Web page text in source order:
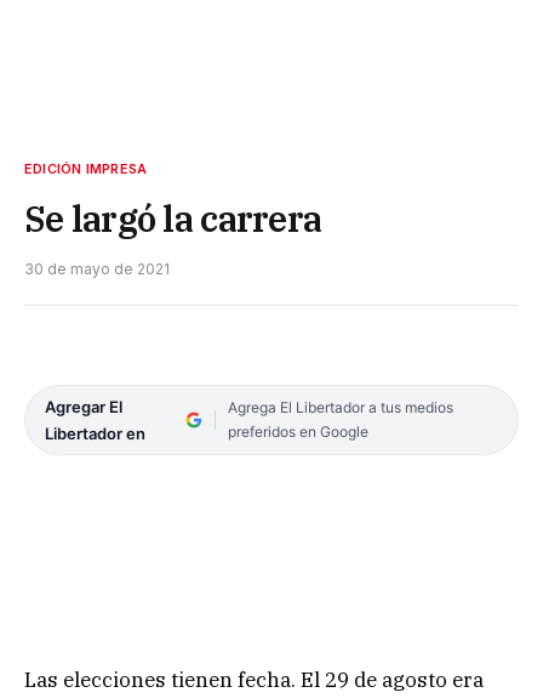
EDICIÓN IMPRESA
Se largó la carrera
30 de mayo de 2021
Agregar El
Libertador en
Agrega El Libertador a tus medios
preferidos en Google
Las elecciones tienen fecha. El 29 de agosto era